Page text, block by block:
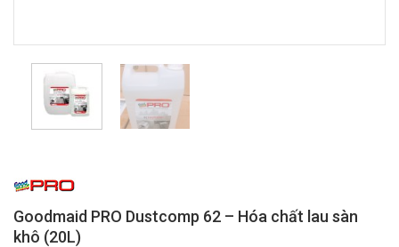
Goodmaid PRO Dustcomp 62 – Hóa chất lau sàn
khô (20L)